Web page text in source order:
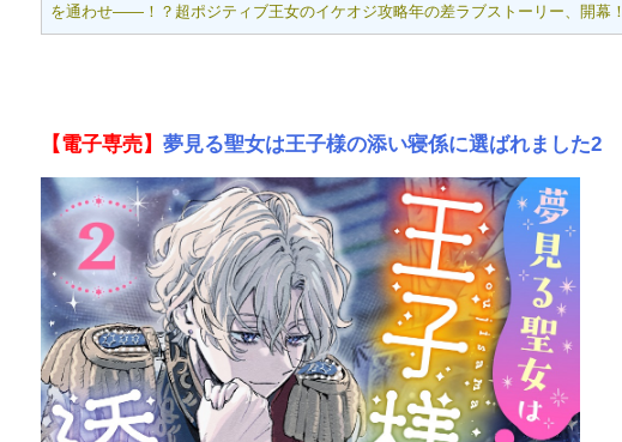
を通わせ――！？超ポジティブ王女のイケオジ攻略年の差ラブストーリー、開幕！
【電子専売】 夢見る聖女は王子様の添い寝係に選ばれました2